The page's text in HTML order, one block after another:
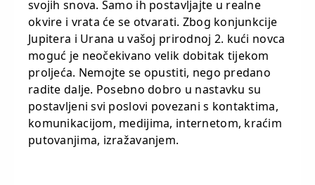
svojih snova. Samo ih postavljajte u realne
okvire i vrata će se otvarati. Zbog konjunkcije
Jupitera i Urana u vašoj prirodnoj 2. kući novca
moguć je neočekivano velik dobitak tijekom
proljeća. Nemojte se opustiti, nego predano
radite dalje. Posebno dobro u nastavku su
postavljeni svi poslovi povezani s kontaktima,
komunikacijom, medijima, internetom, kraćim
putovanjima, izražavanjem.